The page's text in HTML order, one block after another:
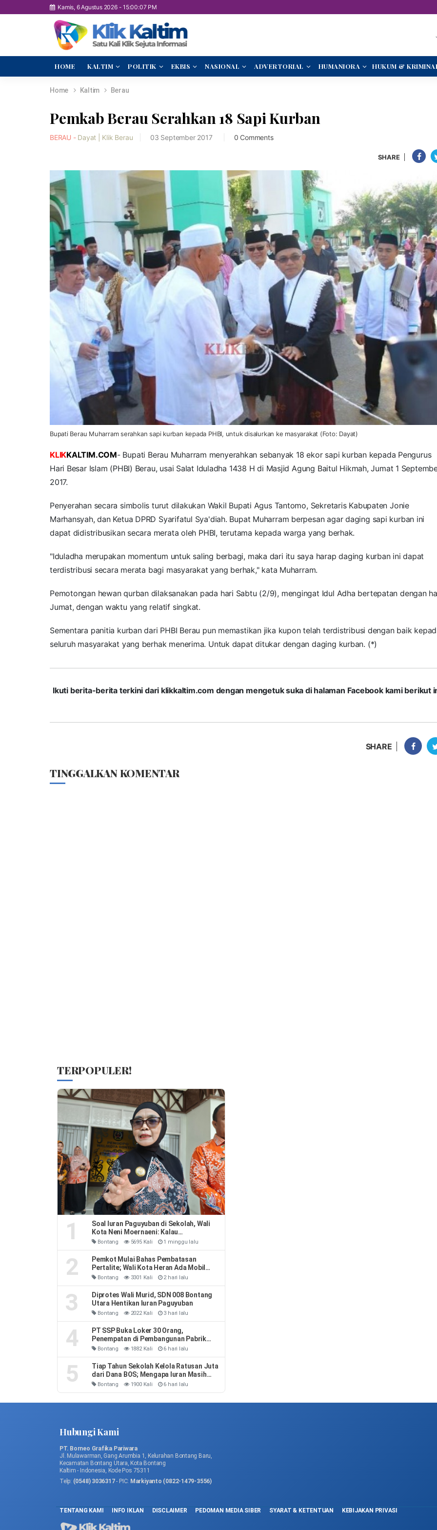
Kamis, 6 Agustus 2026-15:00:08 PM
HOME KALTIM POLITIK EKBIS NASIONAL ADVERTORIAL HUMANIORA HUKUM &
Home Kaltim Berau
Pemkab Berau Serahkan 18 Sapi Kurban
BERAU - Dayat | Klik Berau 03 September 2017 0 Comments
SHARE
Bupati Berau Muharram serahkan sapi kurban kepada PHBI, untuk disalurkan ke masyarakat (Foto: Dayat)
KLIKKALTIM.COM- Bupati Berau Muharram menyerahkan sebanyak 18 ekor sapi kurban kepada Pengurus
Hari Besar Islam (PHBI) Berau, usai Salat Iduladha 1438 H di Masjid Agung Baitul Hikmah,Jumat 1
2017.
Penyerahan secara simbolis turut dilakukan Wakil Bupati Agus Tantomo, Sekretaris Kabupaten Jonie
Marhansyah, dan Ketua DPRD Syarifatul Sya'diah. Bupat Muharram berpesan agar daging sapi kurban ini
dapat didistribusikan secara merata oleh PHBI, terutama kepada warga yang berhak.
"Iduladha merupakan momentum untuk saling berbagi, maka dari itu saya harap daging kurban ini dapat
terdistribusi secara merata bagi masyarakat yang berhak," kata Muharram.
Pemotongan hewan qurban dilaksanakan pada hari Sabtu (2/9), mengingat Idul Adha bertepatan dengan
Jumat, dengan waktu yang relatif singkat.
Sementara panitia kurban dari PHBI Berau pun memastikan jika kupon telah terdistribusi dengan baik
seluruh masyarakat yang berhak menerima. Untuk dapat ditukar dengan daging kurban. (*)
Ikuti berita-berita terkini dari klikkaltim.com dengan mengetuk suka di halaman Facebook kami berikut
SHARE
TINGGALKAN KOMENTAR
TERPOPULER!
1
Soal Iuran Paguyuban di Sekolah, Wali
Kota Neni Moernaeni: Kalau
Kesepakatan Orang Tua Jangan Ribut-
Ribut
Bontang 5695 Kali 1 minggu lalu
2
Pemkot Mulai Bahas Pembatasan
Pertalite; Wali Kota Heran Ada Mobil
Habiskan 40 Liter Sehari
Bontang 3301 Kali 2 hari lalu
3
Diprotes Wali Murid, SDN 008 Bontang
Utara Hentikan Iuran Paguyuban
Bontang 2022 Kali 3 hari lalu
4
PT SSP Buka Loker 30 Orang,
Penempatan di Pembangunan Pabrik
Soda Ash
Bontang 1882 Kali 6 hari lalu
5
Tiap Tahun Sekolah Kelola Ratusan Juta
dari Dana BOS; Mengapa Iuran Masih
Ada
Bontang 1900 Kali 6 hari lalu
Hubungi Kami
PT. Borneo Grafika Pariwara
Jl. Mulawarman, Gang Arumbia 1, Kelurahan Bontang Baru,
Kecamatan Bontang Utara, Kota Bontang
Kaltim - Indonesia, Kode Pos 75311
Telp: (0548) 3036317- PIC: Markiyanto (0822-1479-3556)
TENTANG KAMI INFO IKLAN DISCLAIMER PEDOMAN MEDIA SIBER SYARAT & KETENTUAN KEBIJAKAN PRIVASI